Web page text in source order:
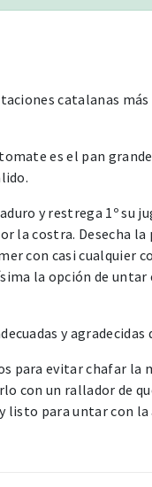
catalanas
es el pan
y restrega 1º su
la costra. Desecha
con casi cualquier
la opción de
y
para evitar chafar la
con un rallador de
listo para untar con